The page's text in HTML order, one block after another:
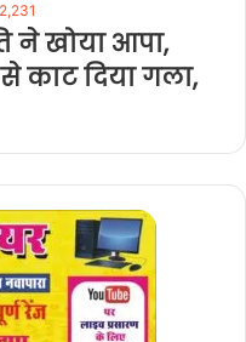
2,231
ने खोया आपा,
काट दिया गला,